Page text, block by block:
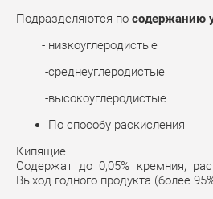
Подразделяются по содержанию
- низкоуглеродистые
-среднеуглеродистые
-высокоуглеродистые
По способу раскисления
Кипящие
Содержат до 0,05% кремния,
Выход годного продукта (более